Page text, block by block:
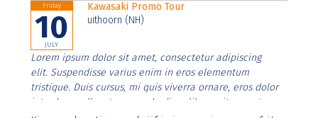
Friday
10
JULY
Kawasaki Promo Tour
uithoorn (NH)
Lorem ipsum dolor sit amet, consectetur adipiscing
elit. Suspendisse varius enim in eros elementum
tristique. Duis cursus, mi quis viverra ornare, eros dolor
interdum nulla, ut commodo diam libero vitae erat.